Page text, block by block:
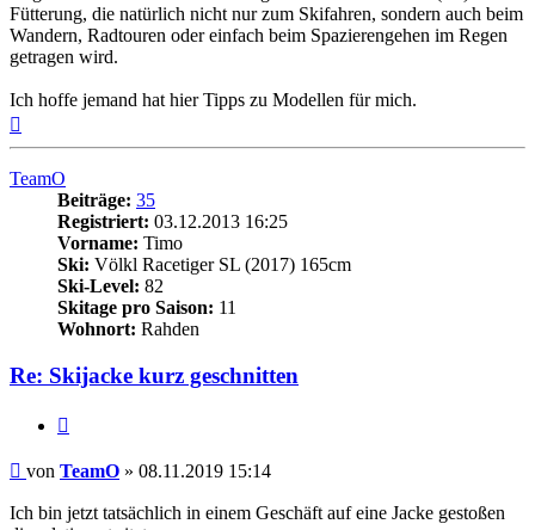
Fütterung, die natürlich nicht nur zum Skifahren, sondern auch beim
Wandern, Radtouren oder einfach beim Spazierengehen im Regen
getragen wird.
Ich hoffe jemand hat hier Tipps zu Modellen für mich.
TeamO
Beiträge: 35
Registriert: 03.12.2013 16:25
Vorname: Timo
Ski: Völkl Racetiger SL (2017) 165cm
Ski-Level: 82
Skitage pro Saison: 11
Wohnort: Rahden
Re: Skijacke kurz geschnitten
Beitrag
von TeamO » 08.11.2019 15:14
Ich bin jetzt tatsächlich in einem Geschäft auf eine Jacke gestoßen